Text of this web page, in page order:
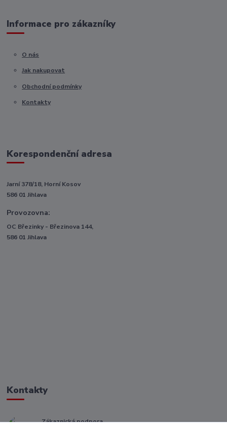
Informace pro zákazníky
O nás
Jak nakupovat
Obchodní podmínky
Kontakty
Korespondenční adresa
Jarní 378/18, Horní Kosov
586 01 Jihlava
Provozovna:
OC Březinky - Březinova 144,
586 01 Jihlava
Kontakty
Zákaznická podpora